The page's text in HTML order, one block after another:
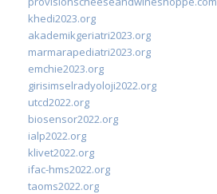
khedi2023.org
akademikgeriatri2023.org
marmarapediatri2023.org
emchie2023.org
girisimselradyoloji2022.org
utcd2022.org
biosensor2022.org
ialp2022.org
klivet2022.org
ifac-hms2022.org
taoms2022.org